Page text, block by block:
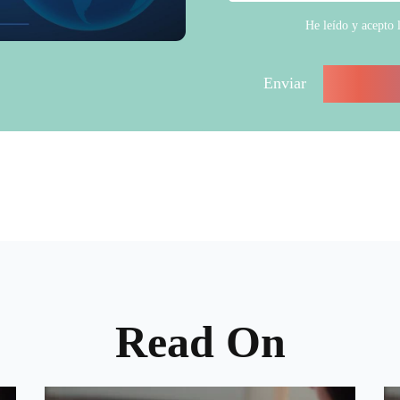
He leído y acepto
Read On